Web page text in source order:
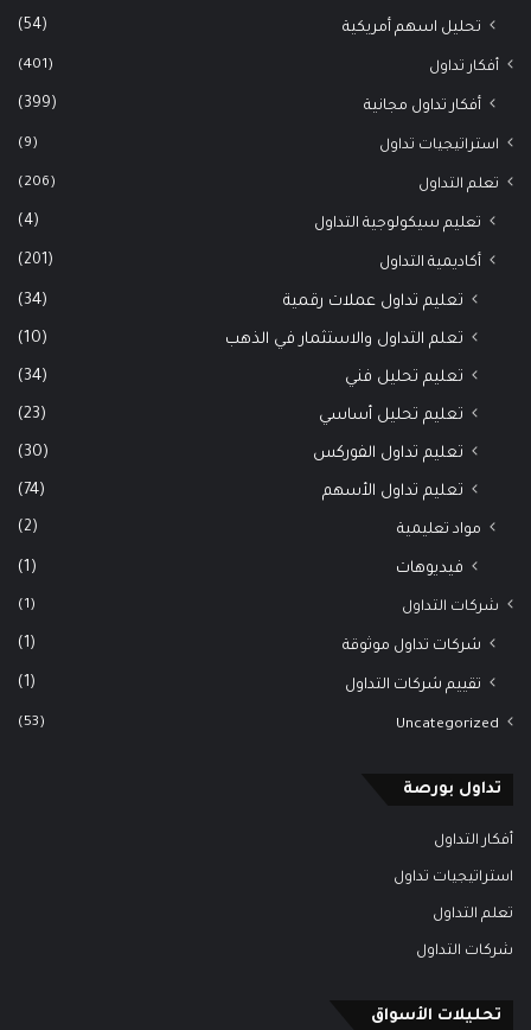
تحليل اسهم أمريكية (54)
أفكار تداول (401)
أفكار تداول مجانية (399)
استراتيجيات تداول (9)
تعلم التداول (206)
تعليم سيكولوجية التداول (4)
أكاديمية التداول (201)
تعليم تداول عملات رقمية (34)
تعلم التداول والاستثمار في الذهب (10)
تعليم تحليل فني (34)
تعليم تحليل أساسي (23)
تعليم تداول الفوركس (30)
تعليم تداول الأسهم (74)
مواد تعليمية (2)
فيديوهات (1)
شركات التداول (1)
شركات تداول موثوقة (1)
تقييم شركات التداول (1)
Uncategorized
(53)
تداول بورصة
أفكار التداول
استراتيجيات تداول
تعلم التداول
شركات التداول
تحليلات الأسواق